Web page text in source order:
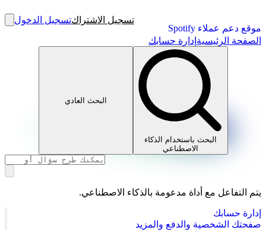
موقع دعم عملاء Spotify
تسجيل الاشتراكتسجيل الدخول
الصفحة الرئيسية إدارة حسابك
البحث باستخدام الذكاء
الاصطناعي
البحث العادي
يتم التفاعل مع أداة مدعومة بالذكاء الاصطناعي.
إدارة حسابك
صفحتك الشخصية والدفع والمزيد